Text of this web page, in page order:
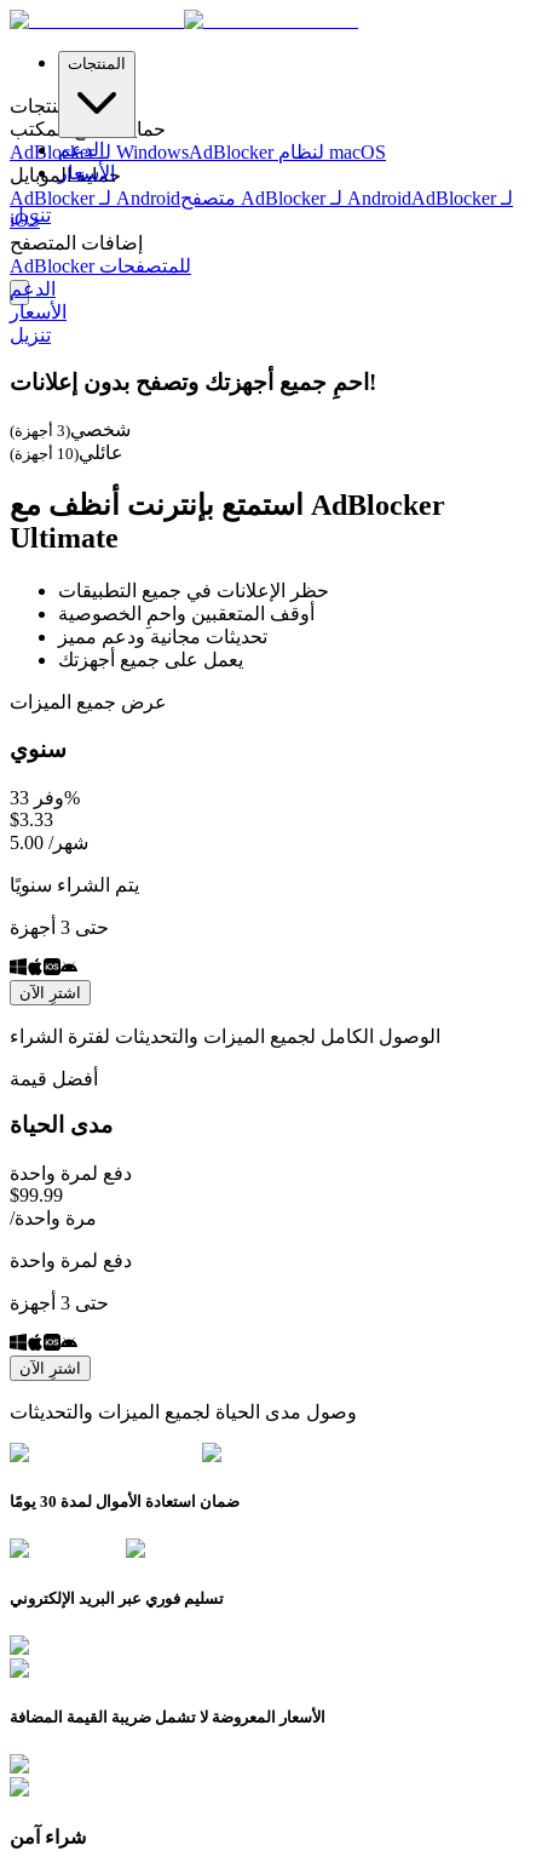
المنتجات
الدعم
الأسعار
تنزيل
المنتجات
حماية سطح المكتب
AdBlocker لـ Windows
AdBlocker لنظام macOS
حماية الموبايل
AdBlocker لـ Android
متصفح AdBlocker لـ AndroidAdBlocker لـ
iOS
إضافات المتصفح
AdBlocker للمتصفحات
الدعم
الأسعار
تنزيل
احمِ جميع أجهزتك وتصفح بدون إعلانات!
شخصي(3 أجهزة )
عائلي(10 أجهزة )
استمتع بإنترنت أنظف مع AdBlocker
Ultimate
حظر الإعلانات في جميع التطبيقات
أوقف المتعقبين واحمِ الخصوصية
تحديثات مجانية ودعم مميز
يعمل على جميع أجهزتك
عرض جميع الميزات
سنوي
وفر 33%
$3.33
5.00 /شهر
يتم الشراء سنويًا
حتى 3 أجهزة
اشترِ الآن
الوصول الكامل لجميع الميزات والتحديثات لفترة الشراء
أفضل قيمة
مدى الحياة
دفع لمرة واحدة
$99.99
/مرة واحدة
دفع لمرة واحدة
حتى 3 أجهزة
اشترِ الآن
وصول مدى الحياة لجميع الميزات والتحديثات
ضمان استعادة الأموال لمدة 30 يومًا
تسليم فوري عبر البريد الإلكتروني
الأسعار المعروضة لا تشمل ضريبة القيمة المضافة
شراء آمن